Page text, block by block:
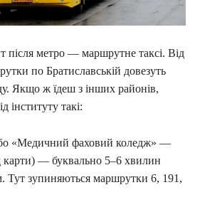
після метро — маршрутне таксі. Від
по Братиславській довезуть
Якщо ж їдеш з інших районів,
інституту такі:
«Медичний фаховий коледж» —
карти) — буквально 5–6 хвилин
Тут зупиняються маршрутки 6, 191,